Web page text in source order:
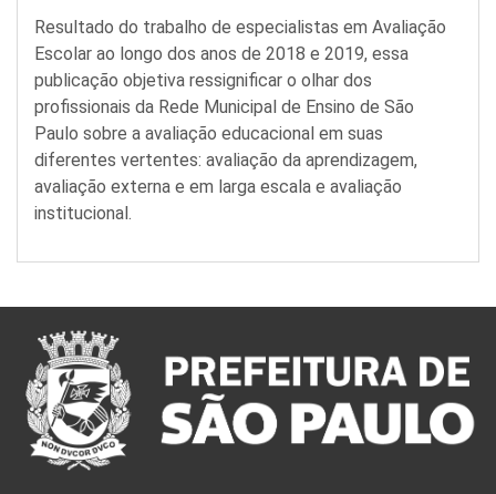
Resultado do trabalho de especialistas em Avaliação
Escolar ao longo dos anos de 2018 e 2019, essa
publicação objetiva ressignificar o olhar dos
profissionais da Rede Municipal de Ensino de São
Paulo sobre a avaliação educacional em suas
diferentes vertentes: avaliação da aprendizagem,
avaliação externa e em larga escala e avaliação
institucional.